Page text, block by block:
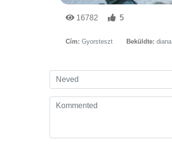
16782 5
Cím: Gyorsteszt Beküldte: diana